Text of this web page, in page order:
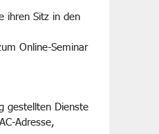
ihren Sitz in den
Online-Seminar
gestellten Dienste
Adresse,